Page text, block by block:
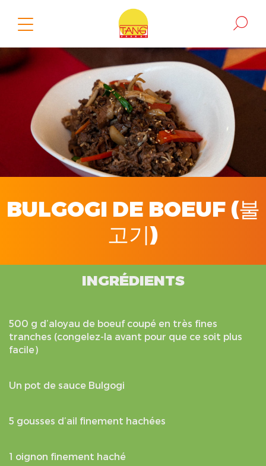
BULGOGI DE BOEUF (불
고기)
INGRÉDIENTS
500 g d’aloyau de boeuf coupé en très fines
tranches (congelez-la avant pour que ce soit plus
facile)
Un pot de sauce Bulgogi
5 gousses d’ail finement hachées
1 oignon finement haché